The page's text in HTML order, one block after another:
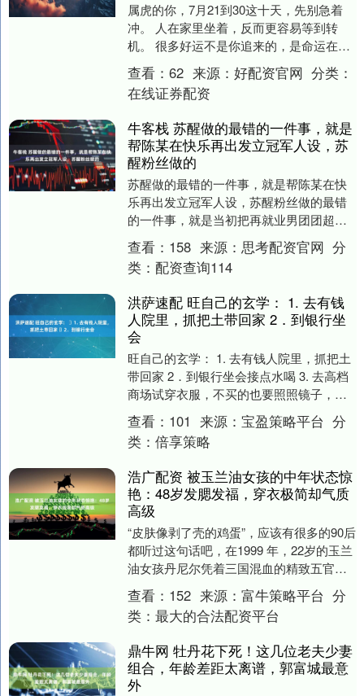
属虎的你，7月21到30这十天，先别急着
冲。 人在家里坐着，反而更容易等到转
机。 很多好运不是你追来的，是命运在门
口等你。 你只要把心安稳下来，机会就会
找上门。....
查看： 62 来源： 好配资官网 分类：
在线证券配资
牛客栈 苏醒做的最错的一件事，就是
帮陈某在快乐再出发立冠军人设，苏
醒粉丝做的
苏醒做的最错的一件事，就是帮陈某在快
乐再出发立冠军人设，苏醒粉丝做的最错
的一件事，就是当初把再就业男团团超拱
手相让，当初都是傻白甜[笑而不语][笑而不
语][笑而....
查看： 158 来源： 思考配资官网 分
类： 配资查询114
洪萨速配 旺自己的玄学： ​1. 去有钱
人院里，抓把土带回家 ​2．到银行坐
会
旺自己的玄学： ​1. 去有钱人院里，抓把土
带回家 ​2．到银行坐会接点水喝 ​3. 去高档
商场试穿衣服，不买的也要照照镜子，借
一借贵气，让磁场习惯高配感。 ​....
查看： 101 来源： 宝盈策略平台 分
类： 倍享策略
浩广配资 被玉兰油女孩的中年状态惊
艳：48岁发腮发福，穿衣极简却气质
高级
“皮肤像剥了壳的鸡蛋”，应该有很多的90后
都听过这句话吧，在1999 年，22岁的玉兰
油女孩丹尼尔凭着三国混血的精致五官、
身穿白衬衫的不食人间烟火模样，在玉兰
油....
查看： 152 来源： 富牛策略平台 分
类： 最大的合法配资平台
鼎牛网 牡丹花下死！这几位老夫少妻
组合，年龄差距太离谱，郭富城最意
外